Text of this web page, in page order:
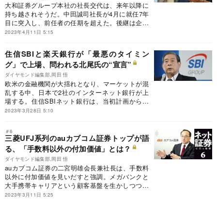
大和証券グループ本社の社長交代は、来年以降に
持ち越されそうだ。中田誠司社長が4月に就任7年
目に突入し、前任者の任期を超えた。後継は企画
部門出身者が有力視されるが、大手金融機関でも
の女性トップ就任は実現するのだろうか。
2023年4月11日 5:15
住信SBIと楽天銀行が「最悪のタイミン
グ」で上場、問われる北尾氏の“宣言”
ダイヤモンド編集部,岡田 悟
欧米の金融機関が大揺れとなり、マーケットが混
乱する中、日本で2社のインターネット銀行が上
場する。住信SBIネット銀行は、当初計画から大
きく下げて株価の売り出し価格を決定。片や楽天
2023年3月28日 5:10
＃6
三菱UFJ系列のauカブコム証券トップが語
る、「手数料以外の付加価値」とは？
ダイヤモンド編集部,岡田 悟
auカブコム証券の二宮明雄会長兼社長は、手数料
以外に付加価値を見いだすと強調。メガバンクと
大手携帯キャリアという顧客基盤を生かしつつ、
システム強化で規模拡大を狙う。
2023年3月11日 5:25